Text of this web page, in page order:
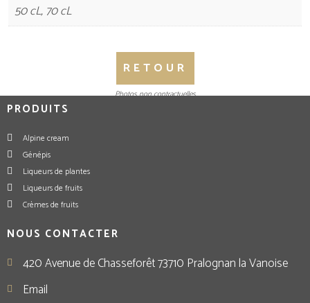
Photos non contractuelles
50 cL, 70 cL
RETOUR
PRODUITS
Alpine cream
Génépis
Liqueurs de plantes
Liqueurs de fruits
Crèmes de fruits
NOUS CONTACTER
420 Avenue de Chasseforêt 73710 Pralognan la Vanoise
Email